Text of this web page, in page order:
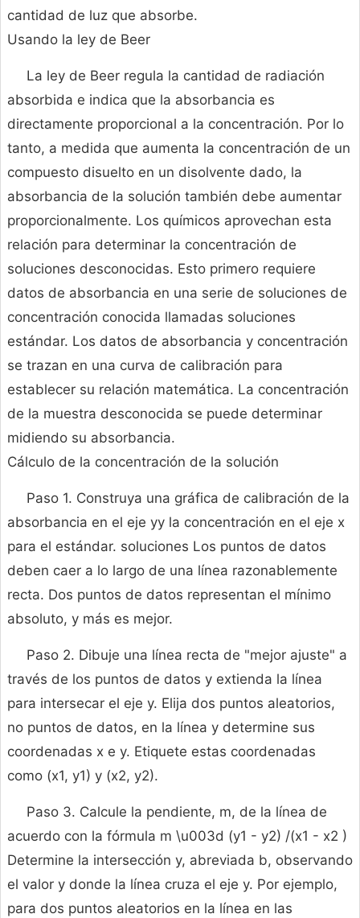
cantidad de luz que absorbe.
Usando la ley de Beer
La ley de Beer regula la cantidad de radiación
absorbida e indica que la absorbancia es
directamente proporcional a la concentración. Por lo
tanto, a medida que aumenta la concentración de un
compuesto disuelto en un disolvente dado, la
absorbancia de la solución también debe aumentar
proporcionalmente. Los químicos aprovechan esta
relación para determinar la concentración de
soluciones desconocidas. Esto primero requiere
datos de absorbancia en una serie de soluciones de
concentración conocida llamadas soluciones
estándar. Los datos de absorbancia y concentración
se trazan en una curva de calibración para
establecer su relación matemática. La concentración
de la muestra desconocida se puede determinar
midiendo su absorbancia.
Cálculo de la concentración de la solución
Paso 1. Construya una gráfica de calibración de la
absorbancia en el eje yy la concentración en el eje x
para el estándar. soluciones Los puntos de datos
deben caer a lo largo de una línea razonablemente
recta. Dos puntos de datos representan el mínimo
absoluto, y más es mejor.
Paso 2. Dibuje una línea recta de "mejor ajuste" a
través de los puntos de datos y extienda la línea
para intersecar el eje y. Elija dos puntos aleatorios,
no puntos de datos, en la línea y determine sus
coordenadas x e y. Etiquete estas coordenadas
como (x1, y1) y (x2, y2).
Paso 3. Calcule la pendiente, m, de la línea de
acuerdo con la fórmula m \u003d (y1 - y2) /(x1 - x2 )
Determine la intersección y, abreviada b, observando
el valor y donde la línea cruza el eje y. Por ejemplo,
para dos puntos aleatorios en la línea en las